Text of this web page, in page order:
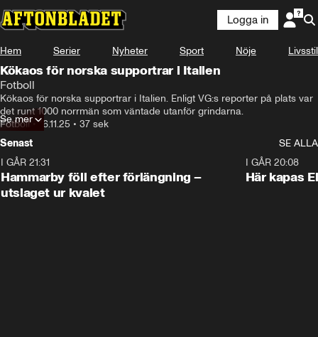
Logga in
Hem Serier Nyheter Sport Nöje Livsstil
Kökaos för norska supportrar i Italien
Fotboll
Kökaos för norska supportrar i Italien. Enligt VG:s reporter på plats var
det runt 1000 norrmän som väntade utanför grindarna.
Fotboll•16.11.25 • 37 sek
Se mer
Senast
SE ALLA
I GÅR 21:31
Hammarby föll efter förlängning –
utslaget ur kvalet
I GÅR 20:08
Här kapas